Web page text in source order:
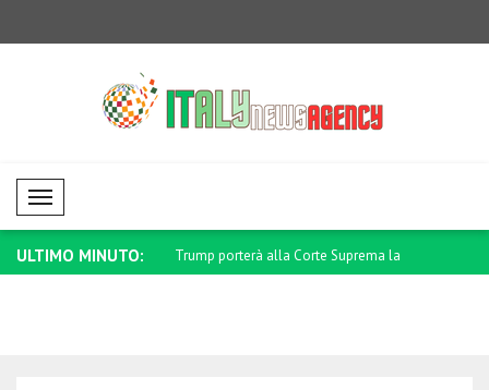
Mobil Menü
ULTIMO MINUTO:
alla Corte Suprema la Albares: Rafforzeremo ulteriormente i